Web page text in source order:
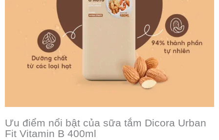
Ưu điểm nổi bật của sữa tắm Dicora Urban
Fit Vitamin B 400ml